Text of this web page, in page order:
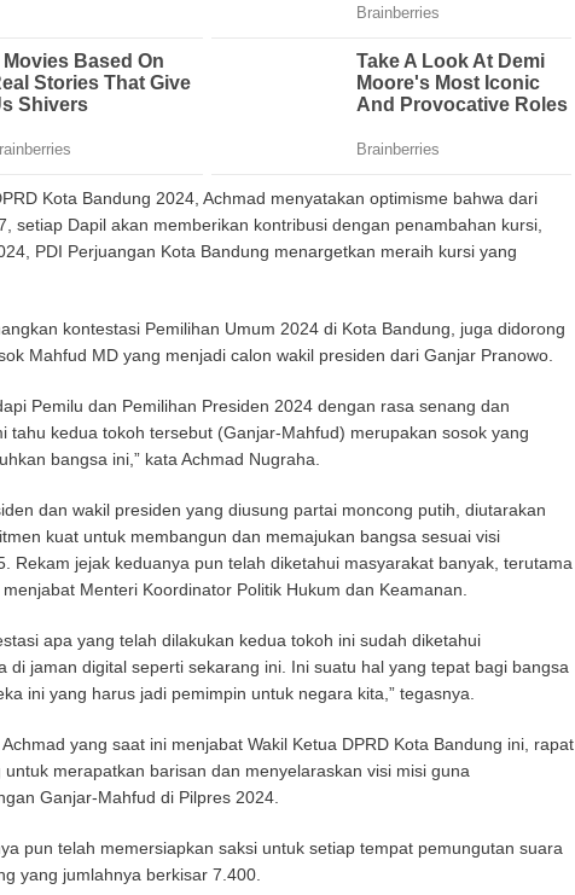
Kota Bandung 2024, Achmad menyatakan optimisme bahwa dari
setiap Dapil akan memberikan kontribusi dengan penambahan kursi,
PDI Perjuangan Kota Bandung menargetkan meraih kursi yang
kontestasi Pemilihan Umum 2024 di Kota Bandung, juga didorong
Mahfud MD yang menjadi calon wakil presiden dari Ganjar Pranowo.
Pemilu dan Pemilihan Presiden 2024 dengan rasa senang dan
tahu kedua tokoh tersebut (Ganjar-Mahfud) merupakan sosok yang
bangsa ini,” kata Achmad Nugraha.
dan wakil presiden yang diusung partai moncong putih, diutarakan
kuat untuk membangun dan memajukan bangsa sesuai visi
Rekam jejak keduanya pun telah diketahui masyarakat banyak, terutama
Menteri Koordinator Politik Hukum dan Keamanan.
apa yang telah dilakukan kedua tokoh ini sudah diketahui
di jaman digital seperti sekarang ini. Ini suatu hal yang tepat bagi bangsa
ini yang harus jadi pemimpin untuk negara kita,” tegasnya.
yang saat ini menjabat Wakil Ketua DPRD Kota Bandung ini, rapat
untuk merapatkan barisan dan menyelaraskan visi misi guna
Ganjar-Mahfud di Pilpres 2024.
pun telah memersiapkan saksi untuk setiap tempat pemungutan suara
yang jumlahnya berkisar 7.400.